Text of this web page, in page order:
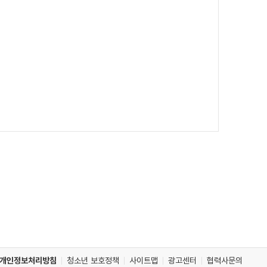
개인정보처리방침 청소년 보호정책 사이트맵 광고센터 협력사문의